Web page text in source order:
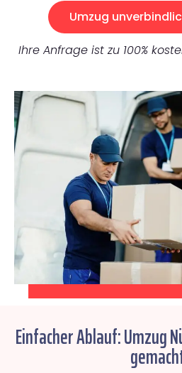
Umzug
Ihre Anfrage ist zu 100%
Einfacher Ablauf: Umzug